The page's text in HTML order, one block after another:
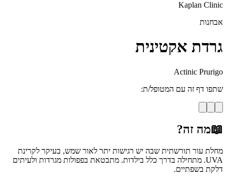
Kaplan Clinic
אבחנות
גרדת אקטינית
Actinic Prurigo
שתפו דף זה עם המטופל/ת:
📖מה זה?
מחלת עור תורשתית שבה יש רגישות יתר לאור שמש, בעיקר לקרינת
UVA. מתחילה בדרך כלל בילדות. מתבטאת בפפולות מגרדות ולעיתים
דלקת בשפתיים.